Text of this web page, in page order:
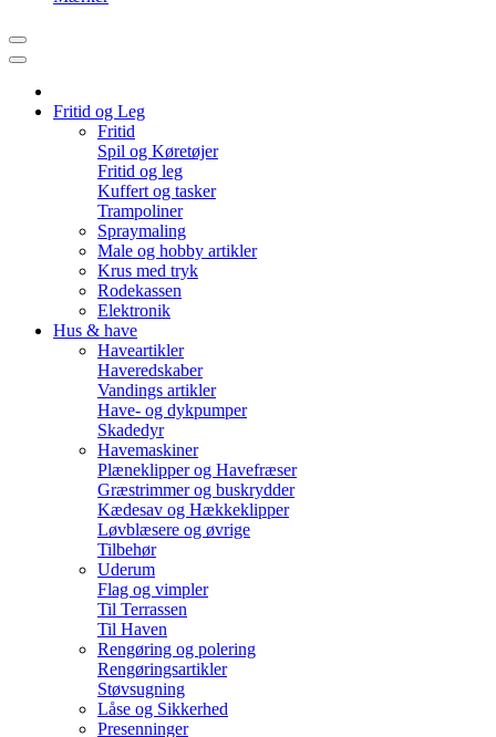
Fritid og Leg
Fritid
Spil og Køretøjer
Fritid og leg
Kuffert og tasker
Trampoliner
Spraymaling
Male og hobby artikler
Krus med tryk
Rodekassen
Elektronik
Hus & have
Haveartikler
Haveredskaber
Vandings artikler
Have- og dykpumper
Skadedyr
Havemaskiner
Plæneklipper og Havefræser
Græstrimmer og buskrydder
Kædesav og Hækkeklipper
Løvblæsere og øvrige
Tilbehør
Uderum
Flag og vimpler
Til Terrassen
Til Haven
Rengøring og polering
Rengøringsartikler
Støvsugning
Låse og Sikkerhed
Presenninger